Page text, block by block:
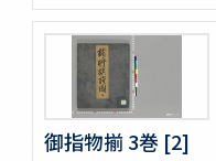
大鏡 (存2巻)
壬戌羇旅漫録 2巻
明徳記 3巻
四神地名録 9巻附録1巻
薩摩國風土記
金仙寺殿記録残闕
﨑鎮八絶
御指物揃 3巻 [2]